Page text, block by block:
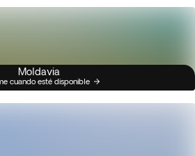
Moldavia
cuando esté disponible